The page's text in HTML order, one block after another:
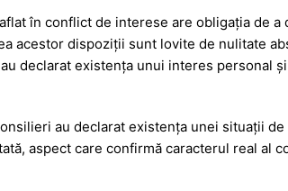
în conflict de interese are obligația de a
acestor dispoziții sunt lovite de nulitate
declarat existența unui interes personal
au declarat existența unei situații
aspect care confirmă caracterul real al